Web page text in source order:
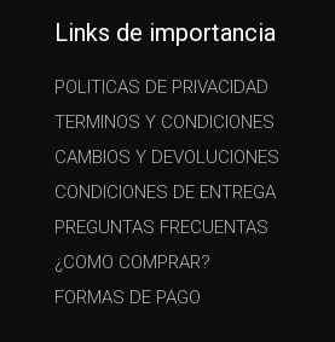
Links de importancia
POLITICAS DE PRIVACIDAD
TERMINOS Y CONDICIONES
CAMBIOS Y DEVOLUCIONES
CONDICIONES DE ENTREGA
PREGUNTAS FRECUENTAS
¿COMO COMPRAR?
FORMAS DE PAGO